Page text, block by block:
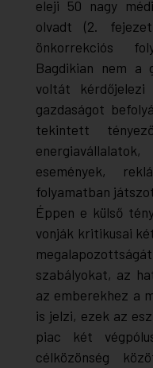
eleji 50 nagy
olvadt (2.
önkorrekciós
Bagdikian nem a
voltát
gazdaságot
tekintett
események,
folyamatban
Éppen e külső
vonják kritikusai
szabályokat, az
az emberekhez a
is jelzi, ezek az
piac két
célközönség